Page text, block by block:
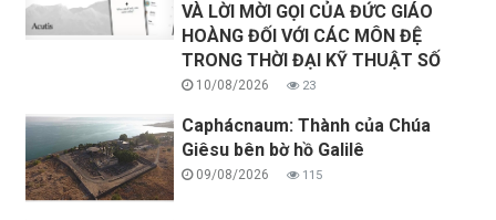
VÀ LỜI MỜI GỌI CỦA ĐỨC GIÁO
HOÀNG ĐỐI VỚI CÁC MÔN ĐỆ
TRONG THỜI ĐẠI KỸ THUẬT SỐ
10/08/2026 23
Caphácnaum: Thành của Chúa
Giêsu bên bờ hồ Galilê
09/08/2026 115